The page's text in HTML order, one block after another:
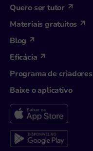
Quero ser tutor
Materiais gratuitos
Blog
Eficácia
Programa de criadores
Baixe o aplicativo